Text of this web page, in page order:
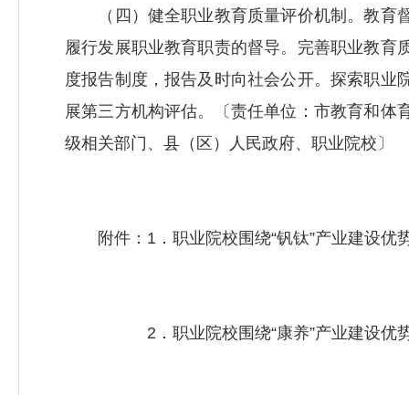
（四）健全职业教育质量评价机制。教育
履行发展职业教育职责的督导。完善职业教育
度报告制度，报告及时向社会公开。探索职业
展第三方机构评估。〔责任单位：市教育和体
级相关部门、县（区）人民政府、职业院校〕
附件：1．职业院校围绕“钒钛”产业建设优
2．职业院校围绕“康养”产业建设优势